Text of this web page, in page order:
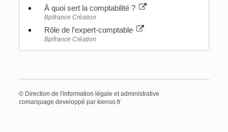
À quoi sert la comptabilité ?
Bpifrance Création
Rôle de l'expert-comptable
Bpifrance Création
© Direction de l'information légale et administrative
comarquage developpé par kienso.fr